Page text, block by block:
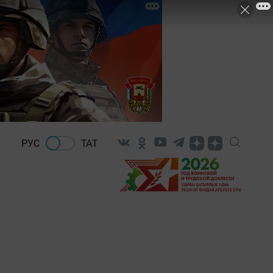
РУС ТАТ